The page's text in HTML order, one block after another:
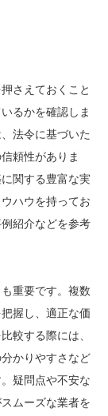
さえておくこと
るかを確認しま
法令に基づいた
頼性がありま
関する豊富な実
ハウを持ってお
紹介などを参考
重要です。複数
握し、適正な価
較する際には、
かりやすさなど
疑問点や不安な
ムーズな業者を